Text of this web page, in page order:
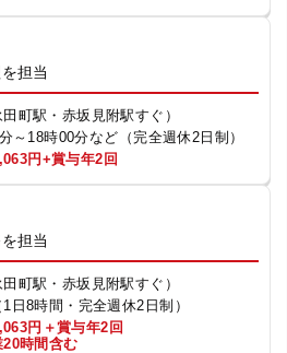
担当
町駅・赤坂見附駅すぐ）
～18時00分など（完全週休2日制）
円+賞与年2回
担当
町駅・赤坂見附駅すぐ）
日8時間・完全週休2日制）
円＋賞与年2回
時間含む